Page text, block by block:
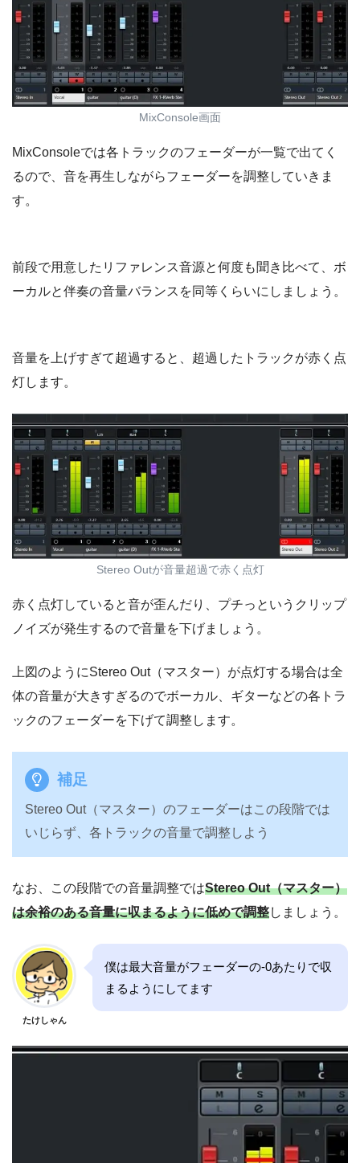
MixConsole画面
MixConsoleでは各トラックのフェーダーが一覧で出てく
るので、音を再生しながらフェーダーを調整していきま
す。
前段で用意したリファレンス音源と何度も聞き比べて、ボ
ーカルと伴奏の音量バランスを同等くらいにしましょう。
音量を上げすぎて超過すると、超過したトラックが赤く点
灯します。
Stereo Outが音量超過で赤く点灯
赤く点灯していると音が歪んだり、プチっというクリップ
ノイズが発生するので音量を下げましょう。
上図のようにStereo Out（マスター）が点灯する場合は全
体の音量が大きすぎるのでボーカル、ギターなどの各トラ
ックのフェーダーを下げて調整します。
補足
Stereo Out（マスター）のフェーダーはこの段階では
いじらず、各トラックの音量で調整しよう
なお、この段階での音量調整ではStereo Out（マスター）
は余裕のある音量に収まるように低めで調整しましょう。
たけしゃん
僕は最大音量がフェーダーの-0あたりで収
まるようにしてます